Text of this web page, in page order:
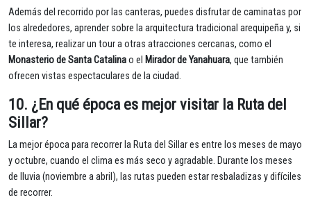
Además del recorrido por las canteras, puedes disfrutar de caminatas por
los alrededores, aprender sobre la arquitectura tradicional arequipeña y, si
te interesa, realizar un tour a otras atracciones cercanas, como el
Monasterio de Santa Catalinao el Mirador de Yanahuara, que también
ofrecen vistas espectaculares de la ciudad.
10. ¿En qué época es mejor visitar la Ruta del
Sillar?
La mejor época para recorrer la Ruta del Sillar es entre los meses de mayo
y octubre, cuando el clima es más seco y agradable. Durante los meses
de lluvia (noviembre a abril), las rutas pueden estar resbaladizas y difíciles
de recorrer.